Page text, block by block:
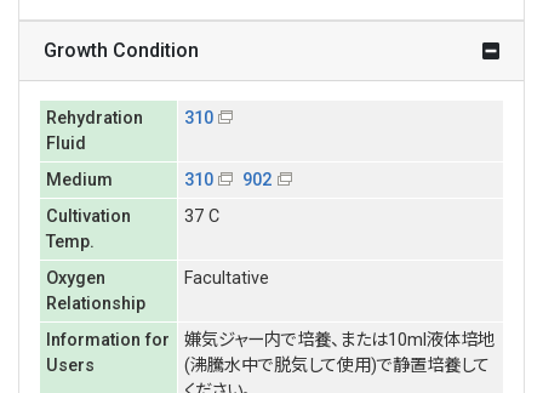
Growth Condition
Rehydration
Fluid
310
Medium 310
902
Cultivation
Temp.
37 C
Oxygen
Relationship
Facultative
Information for
Users
嫌気ジャー内で培養、または10ml液体培地
(沸騰水中で脱気して使用)で静置培養して